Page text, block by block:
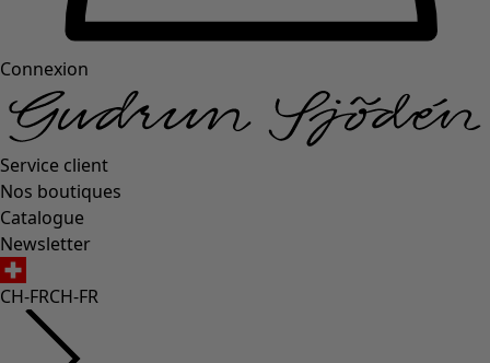
Connexion
Service client
Nos boutiques
Catalogue
Newsletter
CH-FRCH-FR